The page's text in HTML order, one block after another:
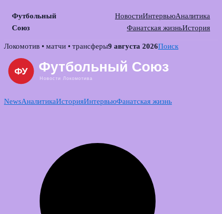
Футбольный
Союз
НовостиИнтервьюАналитика
Фанатская жизньИстория
Skip
content
Локомотив • матчи • трансферы9 августа 2026Поиск
NewsАналитикаИсторияИнтервьюФанатская жизнь